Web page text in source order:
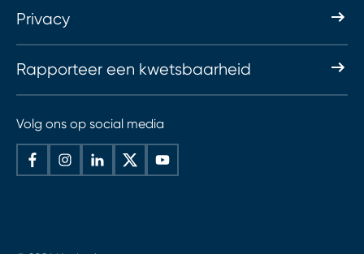
Privacy
Rapporteer een kwetsbaarheid
Volg ons op social media